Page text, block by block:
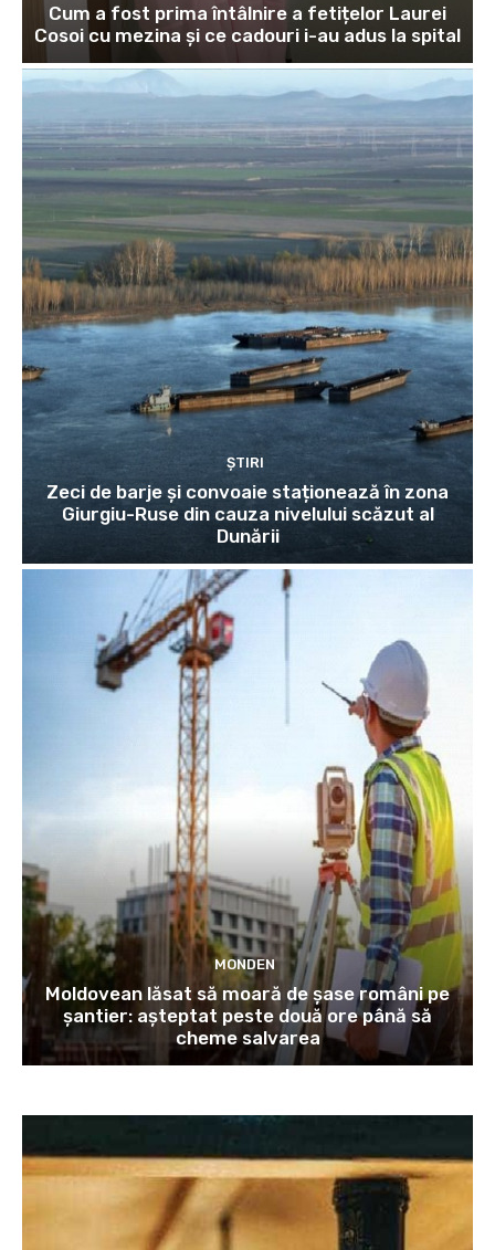
Cum a fost prima întâlnire a fetițelor Laurei
Cosoi cu mezina și ce cadouri i-au adus la spital
ȘTIRI
Zeci de barje și convoaie staționează în zona
Giurgiu-Ruse din cauza nivelului scăzut al
Dunării
MONDEN
Moldovean lăsat să moară de șase români pe
șantier: așteptat peste două ore până să
cheme salvarea